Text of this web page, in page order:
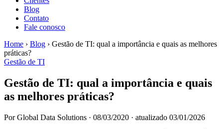
Blog
Contato
Fale conosco
Home › Blog › Gestão de TI: qual a importância e quais as melhores
práticas?
Gestão de TI
Gestão de TI: qual a importância e quais
as melhores práticas?
Por Global Data Solutions · 08/03/2020 · atualizado 03/01/2026